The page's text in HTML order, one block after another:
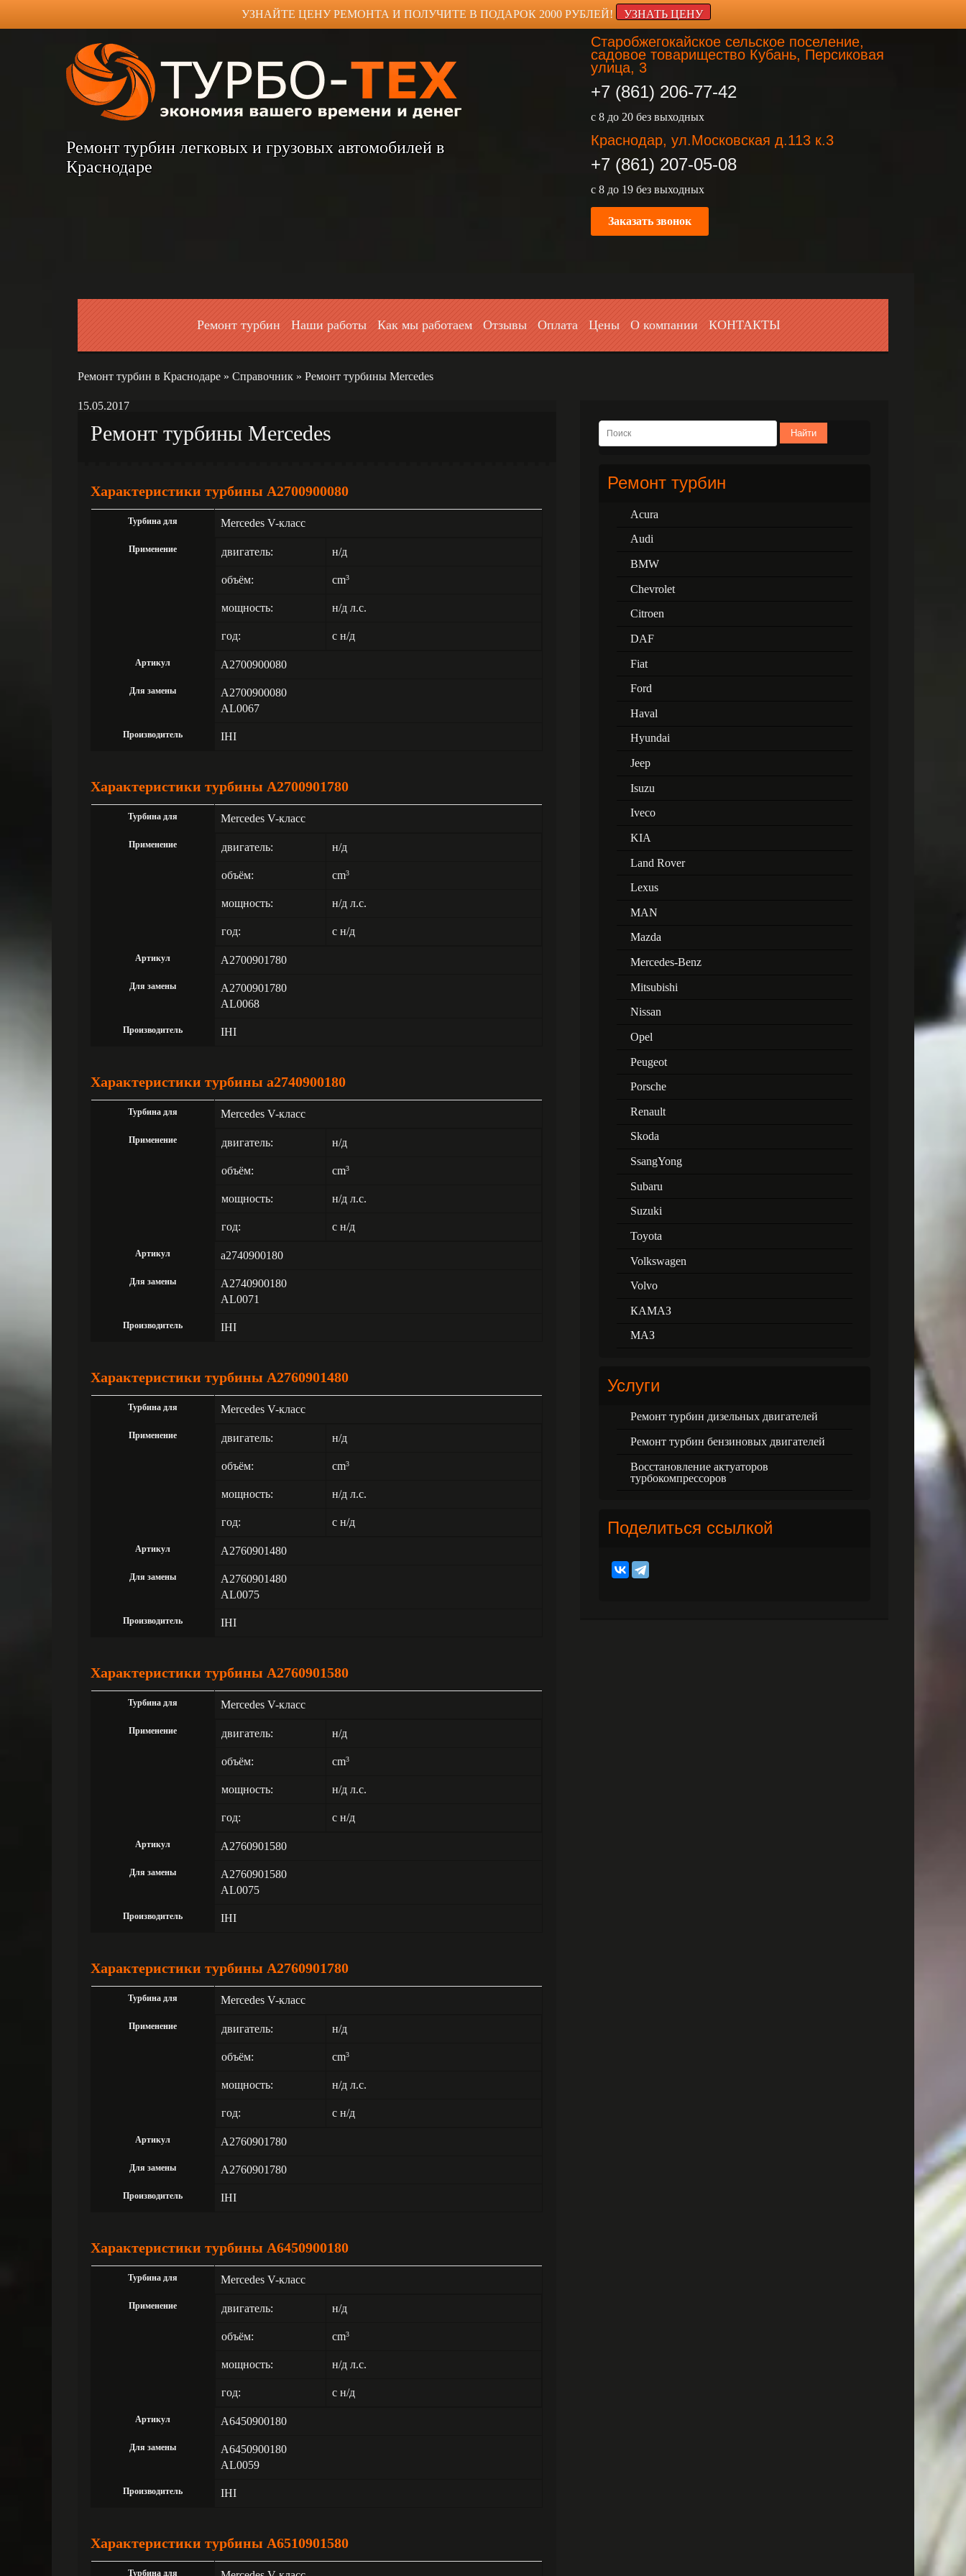
УЗНАЙТЕ ЦЕНУ РЕМОНТА И ПОЛУЧИТЕ В ПОДАРОК 2000 РУБЛЕЙ! УЗНАТЬ ЦЕНУ
Ремонт турбин легковых и грузовых автомобилей в
Краснодаре
Старобжегокайское сельское поселение,
садовое товарищество Кубань, Персиковая
улица, 3
+7 (861) 206-77-42
с 8 до 20 без выходных
Краснодар, ул.Московская д.113 к.3
+7 (861) 207-05-08
с 8 до 19 без выходных
Заказать звонок
Ремонт турбин Наши работы Как мы работаем Отзывы Оплата Цены О компании КОНТАКТЫ
Ремонт турбин в Краснодаре » Справочник » Ремонт турбины Mercedes
15.05.2017
Ремонт турбины Mercedes
Характеристики турбины A2700900080
Турбина для Mercedes V-класс
Применение двигатель: н/д
объём: cm3
мощность: н/д л.с.
год: с н/д
Артикул A2700900080
Для замены
A2700900080
AL0067
Производитель IHI
Характеристики турбины A2700901780
Турбина для Mercedes V-класс
Применение двигатель: н/д
объём: cm3
мощность: н/д л.с.
год: с н/д
Артикул A2700901780
Для замены
A2700901780
AL0068
Производитель IHI
Характеристики турбины a2740900180
Турбина для Mercedes V-класс
Применение двигатель: н/д
объём: cm3
мощность: н/д л.с.
год: с н/д
Артикул a2740900180
Для замены
A2740900180
AL0071
Производитель IHI
Характеристики турбины A2760901480
Турбина для Mercedes V-класс
Применение двигатель: н/д
объём: cm3
мощность: н/д л.с.
год: с н/д
Артикул A2760901480
Для замены
A2760901480
AL0075
Производитель IHI
Характеристики турбины A2760901580
Турбина для Mercedes V-класс
Применение двигатель: н/д
объём: cm3
мощность: н/д л.с.
год: с н/д
Артикул A2760901580
Для замены
A2760901580
AL0075
Производитель IHI
Характеристики турбины A2760901780
Турбина для Mercedes V-класс
Применение двигатель: н/д
объём: cm3
мощность: н/д л.с.
год: с н/д
Артикул A2760901780
Для замены A2760901780
Производитель IHI
Характеристики турбины A6450900180
Турбина для Mercedes V-класс
Применение двигатель: н/д
объём: cm3
мощность: н/д л.с.
год: с н/д
Артикул A6450900180
Для замены
A6450900180
AL0059
Производитель IHI
Характеристики турбины A6510901580
Турбина для
Найти
Ремонт турбин
Acura
Audi
BMW
Chevrolet
Citroen
DAF
Fiat
Ford
Haval
Hyundai
Jeep
Isuzu
Iveco
KIA
Land Rover
Lexus
MAN
Mazda
Mercedes-Benz
Mitsubishi
Nissan
Opel
Peugeot
Porsche
Renault
Skoda
SsangYong
Subaru
Suzuki
Toyota
Volkswagen
Volvo
КАМАЗ
МАЗ
Услуги
Ремонт турбин дизельных двигателей
Ремонт турбин бензиновых двигателей
Восстановление актуаторов
турбокомпрессоров
Поделиться ссылкой